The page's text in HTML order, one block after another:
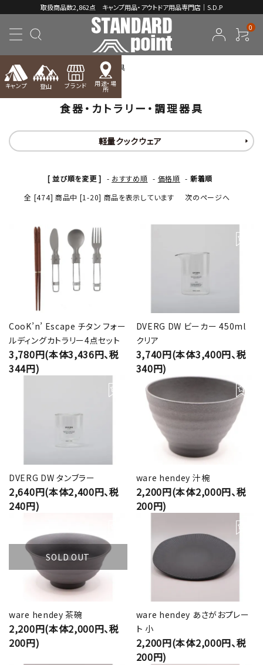
取扱商品数2,862点 キャンプ用品・アウトドア用品専門店｜S.D.P
0
キャンプ 登山 ブランド 用途・場
所
ACCOUNT MENU
meeting_room ログイン person 新規会員登録
コンテンツ
TOP 食器・カトラリー・調理器具
食器・カトラリー・調理器具
軽量クックウェア
[ 並び順を変更 ] - おすすめ順 - 価格順 - 新着順
全 [474] 商品中 [1-20] 商品を表示しています
次のページへ
CooK’n’ Escape チタン フォー
ルディングカトラリー4点セット
3,780円(本体3,436円、税
344円)
DVERG DW ビーカー 450ml
クリア
3,740円(本体3,400円、税
340円)
DVERG DW タンブラー
2,640円(本体2,400円、税
240円)
ware hendey 汁椀
2,200円(本体2,000円、税
200円)
SOLD OUT
ware hendey 茶碗
2,200円(本体2,000円、税
200円)
ware hendey あさがおプレー
ト 小
2,200円(本体2,000円、税
200円)